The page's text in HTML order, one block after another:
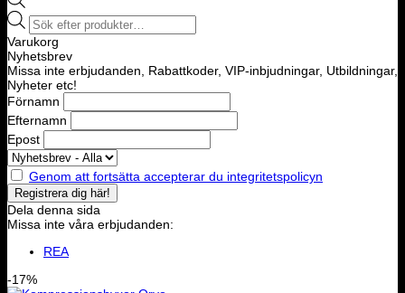
Products
search
Varukorg
Nyhetsbrev
Missa inte erbjudanden, Rabattkoder, VIP-inbjudningar, Utbildningar,
Nyheter etc!
Förnamn
Efternamn
Epost
Genom att fortsätta accepterar du integritetspolicyn
Dela denna sida
Missa inte våra erbjudanden:
REA
-17%